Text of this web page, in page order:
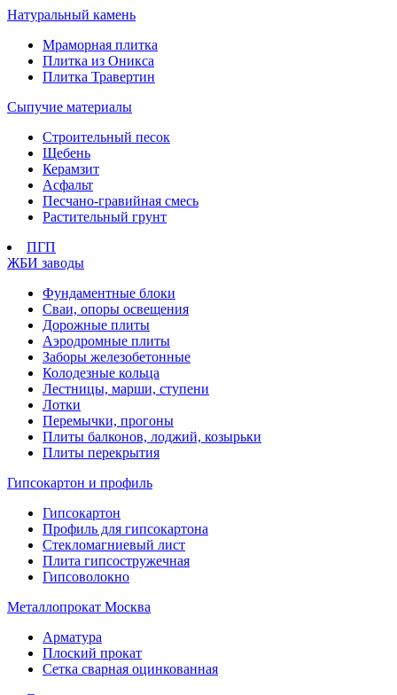
Натуральный камень
Мраморная плитка
Плитка из Оникса
Плитка Травертин
Сыпучие материалы
Строительный песок
Щебень
Керамзит
Асфальт
Песчано-гравийная смесь
Растительный грунт
ПГП
ЖБИ заводы
Фундаментные блоки
Сваи, опоры освещения
Дорожные плиты
Аэродромные плиты
Заборы железобетонные
Колодезные кольца
Лестницы, марши, ступени
Лотки
Перемычки, прогоны
Плиты балконов, лоджий, козырьки
Плиты перекрытия
Гипсокартон и профиль
Гипсокартон
Профиль для гипсокартона
Стекломагниевый лист
Плита гипсостружечная
Гипсоволокно
Металлопрокат Москва
Арматура
Плоский прокат
Сетка сварная оцинкованная